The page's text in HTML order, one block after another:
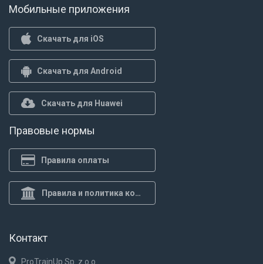
Мобильные приложения
Скачать для iOS
Скачать для Android
Скачать для Huawei
Правовые нормы
Правила оплаты
Правила и политика конф.
Контакт
ProTrainUp Sp. z o.o.